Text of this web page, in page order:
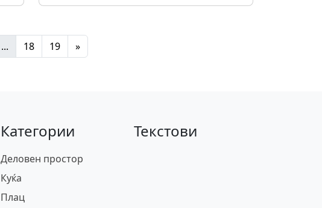
... 18 19 »
Категории
Деловен простор
Куќа
Плац
Текстови